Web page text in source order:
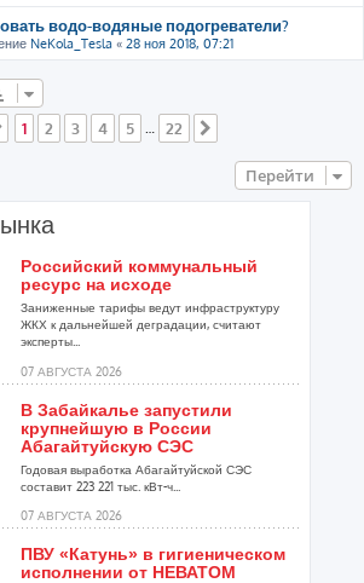
водо-водяные подогреватели?
NeKola_Tesla « 28 ноя 2018, 07:21
Страница
из 22
1 2 3 4 5 … 22
Перейти
Российский коммунальный
ресурс на исходе
Заниженные тарифы ведут инфраструктуру
ЖКХ к дальнейшей деградации, считают
эксперты...
07 АВГУСТА 2026
В Забайкалье запустили
крупнейшую в России
Абагайтуйскую СЭС
Годовая выработка Абагайтуйской СЭС
составит 223 221 тыс. кВт-ч...
07 АВГУСТА 2026
ПВУ «Катунь» в гигиеническом
исполнении от НЕВАТОМ